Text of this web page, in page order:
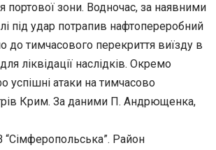
портової зони. Водночас, за наявними
під удар потрапив нафтопереробний
до тимчасового перекриття виїзду в
ліквідації наслідків. Окремо
успішні атаки на тимчасово
Крим. За даними П. Андрющенка,
“Сімферопольська”. Район